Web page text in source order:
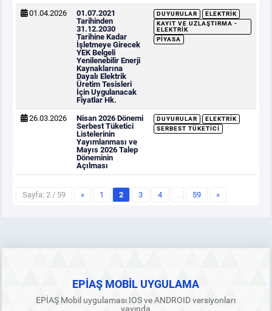
01.04.2026
01.07.2021
Tarihinden
31.12.2030
Tarihine Kadar
İşletmeye Girecek
YEK Belgeli
Yenilenebilir Enerji
Kaynaklarına
Dayalı Elektrik
Üretim Tesisleri
İçin Uygulanacak
Fiyatlar Hk.
DUYURULAR
ELEKTRIK
KAYIT VE UZLAŞTIRMA -
ELEKTRIK
PIYASA
26.03.2026
Nisan 2026 Dönemi
Serbest Tüketici
Listelerinin
Yayımlanması ve
Mayıs 2026 Talep
Döneminin
Açılması
DUYURULAR
ELEKTRIK
SERBEST TÜKETICI
Sayfa: 2 / 59 « 1 2 3 4 … 59 »
EPİAŞ MOBİL UYGULAMA
EPİAŞ Mobil uygulaması IOS ve ANDROID versiyonları
yayında